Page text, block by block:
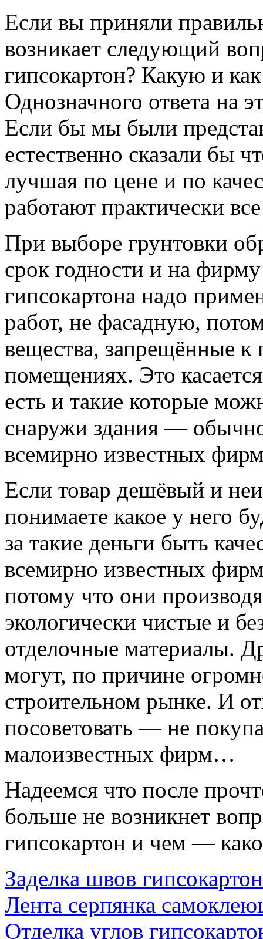
Если вы приняли
возникает следующий
гипсокартон? Какую и
Однозначного ответа на
Если бы мы были
естественно сказали бы
лучшая по цене и по
работают практически
При выборе грунтовки
срок годности и на
гипсокартона надо
работ, не фасадную,
вещества, запрещённые
помещениях. Это
есть и такие которые
снаружи здания —
всемирно известных
Если товар дешёвый и
понимаете какое у него
за такие деньги быть
всемирно известных
потому что они
экологически чистые и
отделочные материалы.
могут, по причине
строительном рынке. И
посоветовать — не
малоизвестных фирм…
Надеемся что после
больше не возникнет
гипсокартон и чем —
Заделка швов
Лента серпянка
Отделка углов